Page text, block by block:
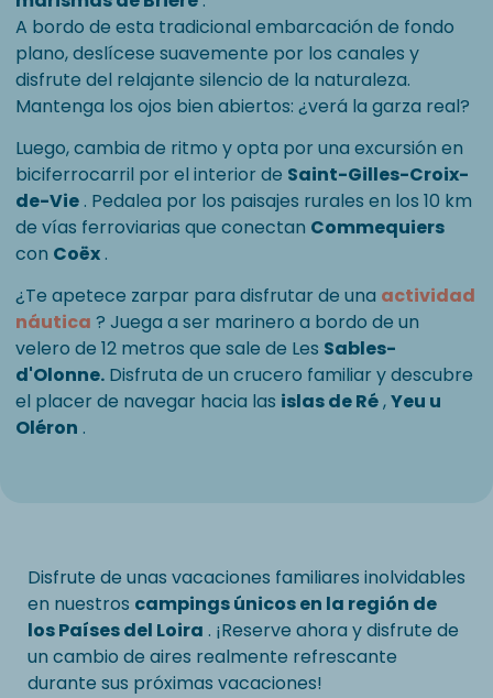
A bordo de esta tradicional embarcación de fondo
plano, deslícese suavemente por los canales y
disfrute del relajante silencio de la naturaleza.
Mantenga los ojos bien abiertos: ¿verá la garza real?
Luego, cambia de ritmo y opta por una excursión en
biciferrocarril por el interior de Saint-Gilles-Croix-
de-Vie . Pedalea por los paisajes rurales en los 10 km
de vías ferroviarias que conectan Commequiers
con Coëx .
¿Te apetece zarpar para disfrutar de una actividad
náutica ? Juega a ser marinero a bordo de un
velero de 12 metros que sale de Les Sables-
d'Olonne. Disfruta de un crucero familiar y descubre
el placer de navegar hacia las islas de Ré,Yeu u
Oléron .
Disfrute de unas vacaciones familiares inolvidables
en nuestros campings únicos en la región de
los Países del Loira . ¡Reserve ahora y disfrute de
un cambio de aires realmente refrescante
durante sus próximas vacaciones!